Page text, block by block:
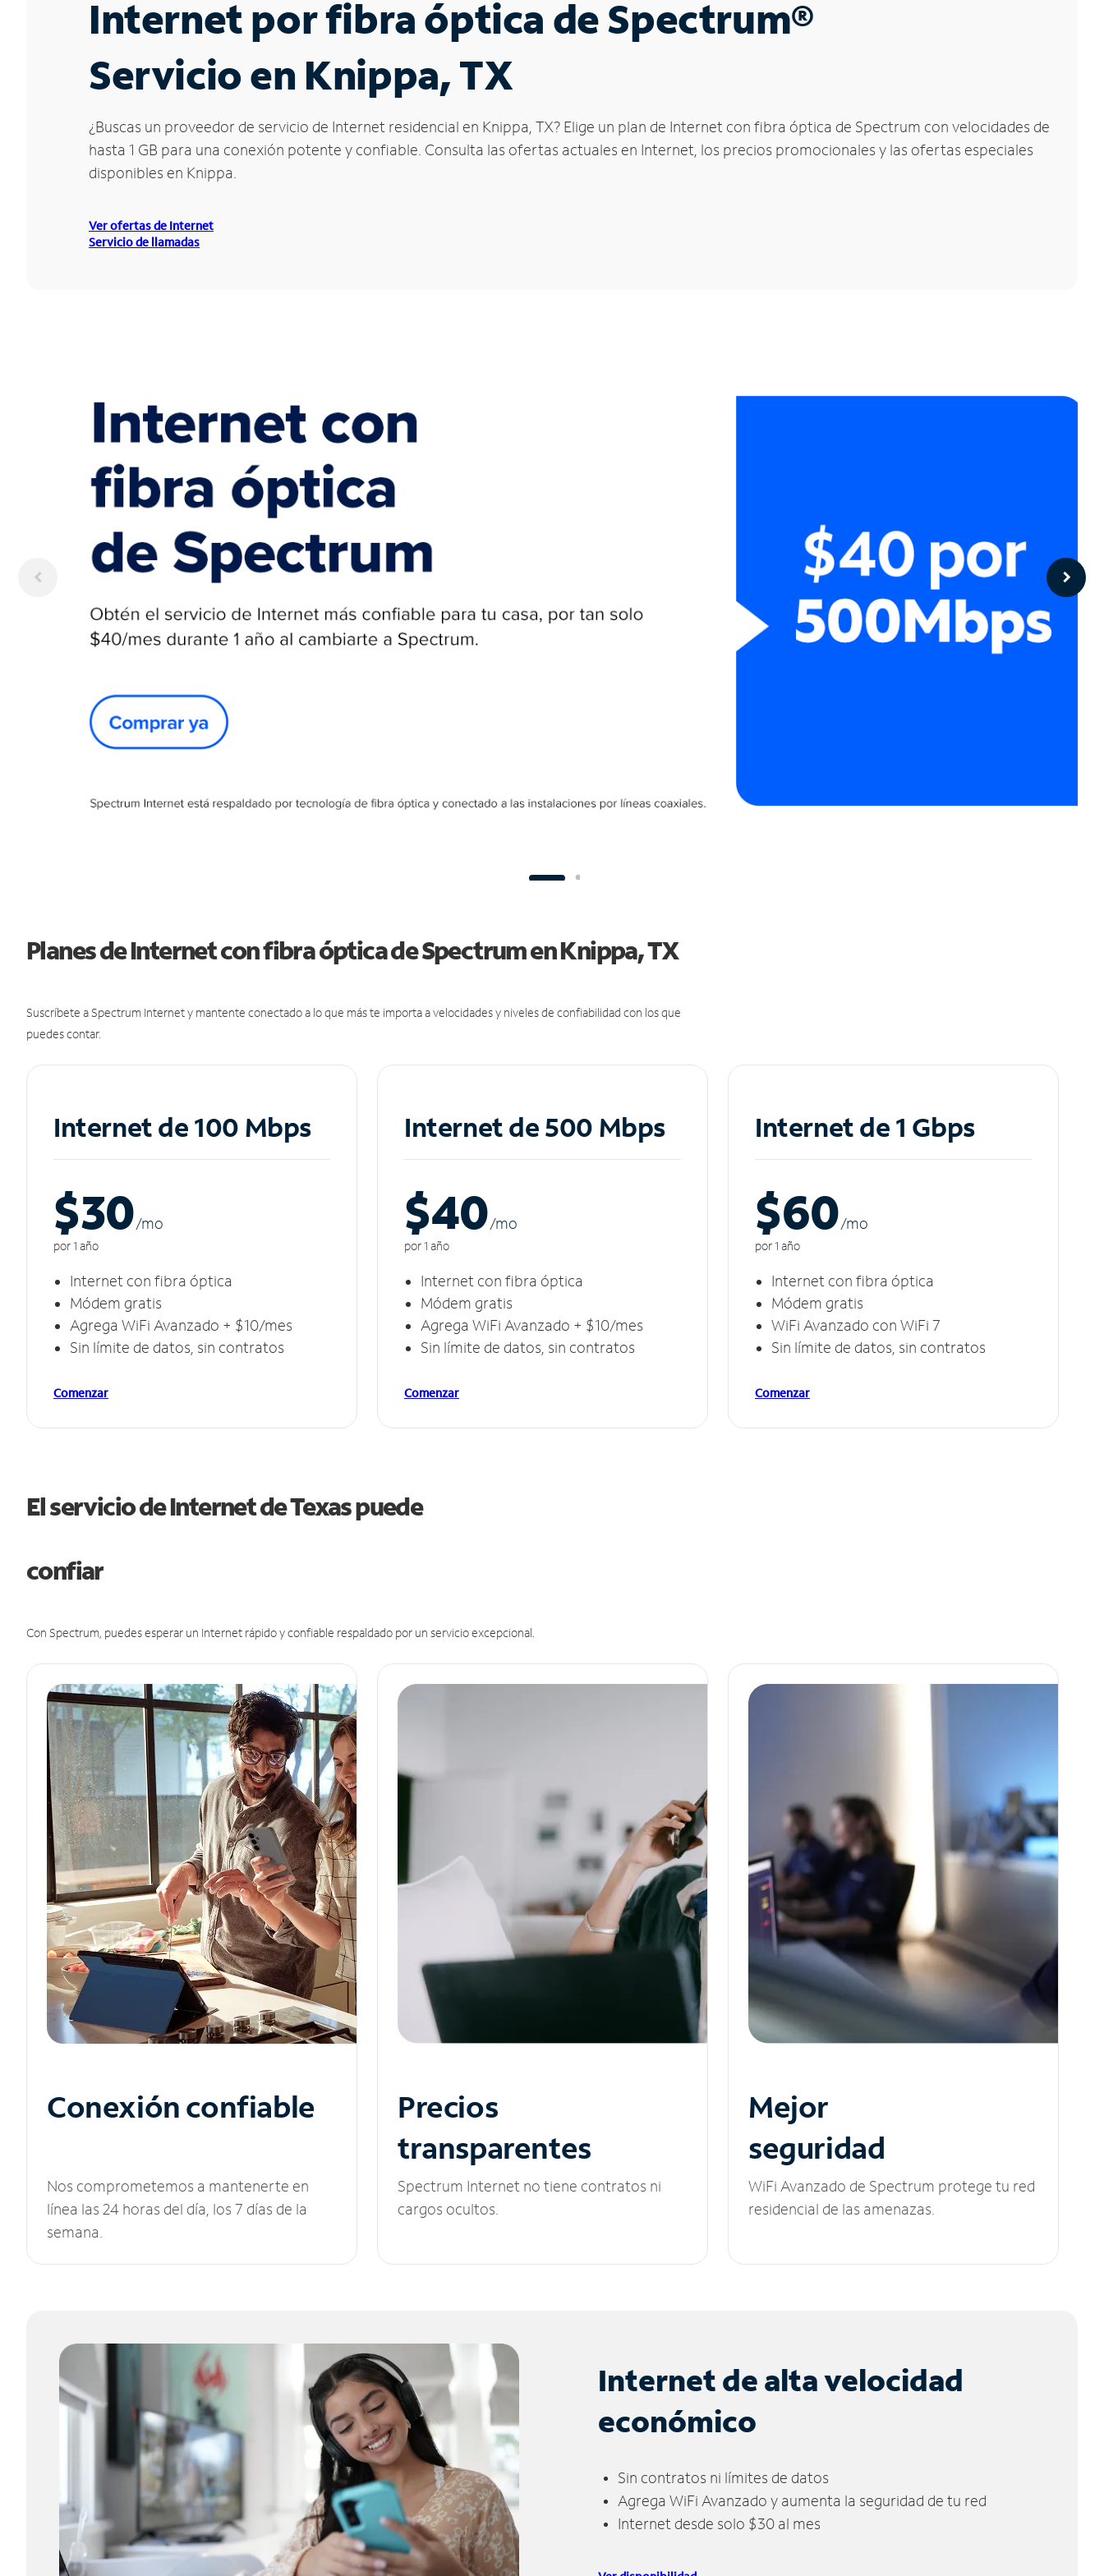
Internet por fibra óptica de Spectrum®
Servicio en Knippa, TX
¿Buscas un proveedor de servicio de Internet residencial en Knippa, TX? Elige un plan de Internet con fibra óptica de Spectrum con velocidades de
hasta 1 GB para una conexión potente y confiable. Consulta las ofertas actuales en Internet, los precios promocionales y las ofertas especiales
disponibles en Knippa.
Ver ofertas de Internet
Servicio de llamadas
Planes de Internet con fibra óptica de Spectrum en Knippa, TX
Suscríbete a Spectrum Internet y mantente conectado a lo que más te importa a velocidades y niveles de confiabilidad con los que
puedes contar.
Internet de 100 Mbps
$30/mo
por 1 año
Internet con fibra óptica
Módem gratis
Agrega WiFi Avanzado + $10/mes
Sin límite de datos, sin contratos
Comenzar
Internet de 500 Mbps
$40/mo
por 1 año
Internet con fibra óptica
Módem gratis
Agrega WiFi Avanzado + $10/mes
Sin límite de datos, sin contratos
Comenzar
Internet de 1 Gbps
$60/mo
por 1 año
Internet con fibra óptica
Módem gratis
WiFi Avanzado con WiFi 7
Sin límite de datos, sin contratos
Comenzar
El servicio de Internet de Texas puede
confiar
Con Spectrum, puedes esperar un Internet rápido y confiable respaldado por un servicio excepcional.
Conexión confiable
Nos comprometemos a mantenerte en
línea las 24 horas del día, los 7 días de la
semana.
Precios
transparentes
Spectrum Internet no tiene contratos ni
cargos ocultos.
Mejor
seguridad
WiFi Avanzado de Spectrum protege tu red
residencial de las amenazas.
Internet de alta velocidad
económico
Sin contratos ni límites de datos
Agrega WiFi Avanzado y aumenta la seguridad de tu red
Internet desde solo $30 al mes